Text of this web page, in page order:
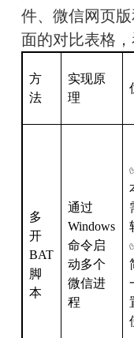
件、微信网页
面的对比表格
方
法
实现原
理
多
开
BAT
脚
本
通过
Windows
命令启
动多个
微信进
程